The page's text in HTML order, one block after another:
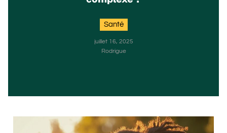
Santé
juillet 16, 2025
Rodrigue